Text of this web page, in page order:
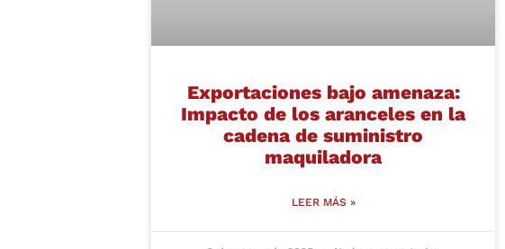
Exportaciones bajo amenaza:
Impacto de los aranceles en la
cadena de suministro
maquiladora
LEER MÁS »